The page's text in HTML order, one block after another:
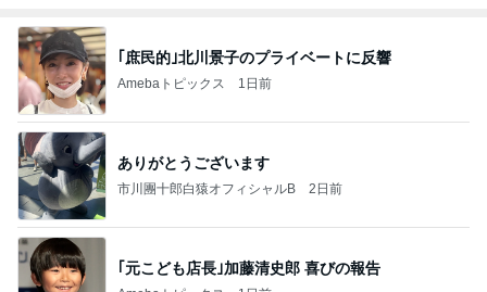
｢庶民的｣北川景子のプライベートに反響
Amebaトピックス 1日前
ありがとうございます
市川團十郎白猿オフィシャルB 2日前
｢元こども店長｣加藤清史郎 喜びの報告